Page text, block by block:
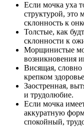
Если мочка уха
структурой, это
склонность к
Толстые, как
склонности к
Морщинистые
возникновения
Висящая, словно
крепком
Заостренная,
и трудолюбие.
Если мочка
аккуратную
спокойный,